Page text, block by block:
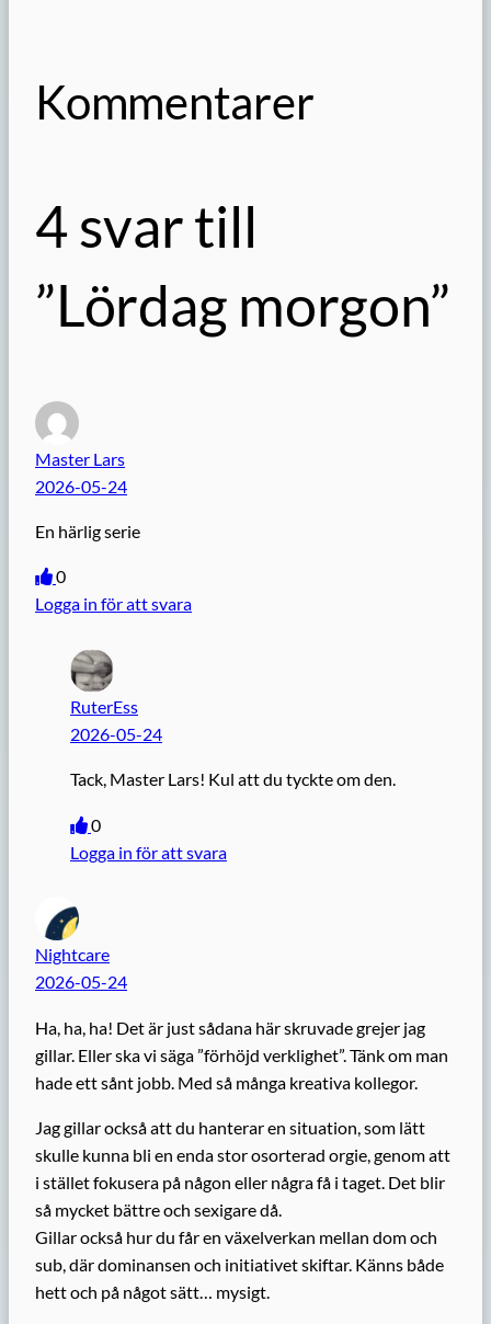
Kommentarer
4 svar till
”Lördag morgon”
Master Lars
2026-05-24
En härlig serie
0
Logga in för att svara
RuterEss
2026-05-24
Tack, Master Lars! Kul att du tyckte om den.
0
Logga in för att svara
Nightcare
2026-05-24
Ha, ha, ha! Det är just sådana här skruvade grejer jag
gillar. Eller ska vi säga ”förhöjd verklighet”. Tänk om man
hade ett sånt jobb. Med så många kreativa kollegor.
Jag gillar också att du hanterar en situation, som lätt
skulle kunna bli en enda stor osorterad orgie, genom att
i stället fokusera på någon eller några få i taget. Det blir
så mycket bättre och sexigare då.
Gillar också hur du får en växelverkan mellan dom och
sub, där dominansen och initiativet skiftar. Känns både
hett och på något sätt… mysigt.